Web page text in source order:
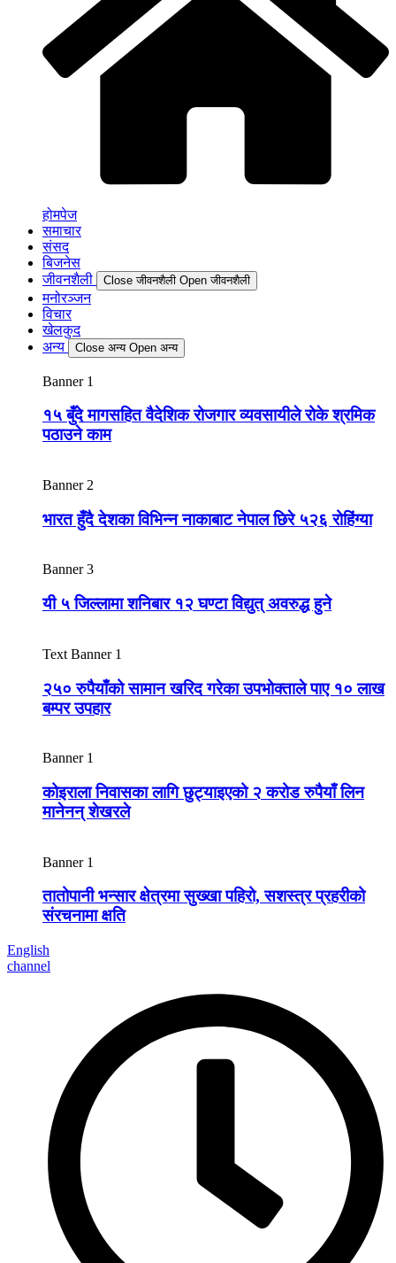
होमपेज
समाचार
संसद
बिजनेस
जीवनशैली
Close जीवनशैली Open जीवनशैली
मनोरञ्जन
विचार
खेलकुद
अन्य
Close अन्य Open अन्य
Banner 1
१५ बुँदे मागसहित वैदेशिक रोजगार व्यवसायीले रोके श्रमिक
पठाउने काम
Banner 2
भारत हुँदै देशका विभिन्न नाकाबाट नेपाल छिरे ५२६ रोहिंग्या
Banner 3
यी ५ जिल्लामा शनिबार १२ घण्टा विद्युत् अवरुद्ध हुने
Text Banner 1
२५० रुपैयाँको सामान खरिद गरेका उपभोक्ताले पाए १० लाख
बम्पर उपहार
Banner 1
कोइराला निवासका लागि छुट्याइएको २ करोड रुपैयाँ लिन
मानेनन् शेखरले
Banner 1
तातोपानी भन्सार क्षेत्रमा सुख्खा पहिरो, सशस्त्र प्रहरीको
संरचनामा क्षति
English
channel